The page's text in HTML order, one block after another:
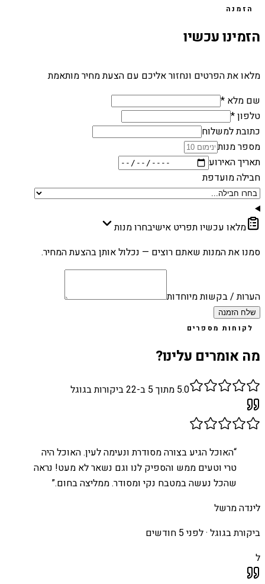
הזמנה
הזמינו עכשיו
מלאו את הפרטים ונחזור אליכם עם הצעת מחיר מותאמת
שם מלא *
טלפון *
כתובת למשלוח
מספר מנות
תאריך האירוע
חבילה מועדפת
מלאו עכשיו תפריט אישיבחרו מנות
סמנו את המנות שאתם רוצים — נכלול אותן בהצעת המחיר.
הערות / בקשות מיוחדות
שלח הזמנה
לקוחות מספרים
מה אומרים עלינו?
5.0 מתוך 5 ב- 22ביקורות בגוגל
“האוכל הגיע בצורה מסודרת ונעימה לעין. האוכל היה
טרי וטעים ממש והספיק לנו וגם נשאר לא מעט! נראה
שהכל נעשה במטבח נקי ומסודר. ממליצה בחום.”
לינדה מרשל
ביקורת בגוגל ·לפני 5 חודשים
ל